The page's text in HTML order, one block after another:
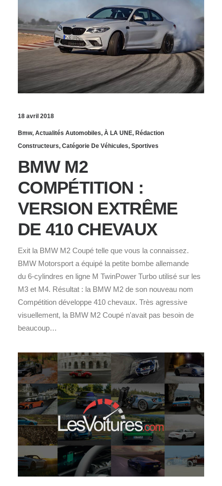
18 avril 2018
Bmw, Actualités Automobiles, À LA UNE, Rédaction
Constructeurs, Catégorie De Véhicules, Sportives
BMW M2
COMPÉTITION :
VERSION EXTRÊME
DE 410 CHEVAUX
Exit la BMW M2 Coupé telle que vous la connaissez.
BMW Motorsport a équipé la petite bombe allemande
du 6-cylindres en ligne M TwinPower Turbo utilisé sur les
M3 et M4. Résultat : la BMW M2 de son nouveau nom
Compétition développe 410 chevaux. Très agressive
visuellement, la BMW M2 Coupé n'avait pas besoin de
beaucoup…